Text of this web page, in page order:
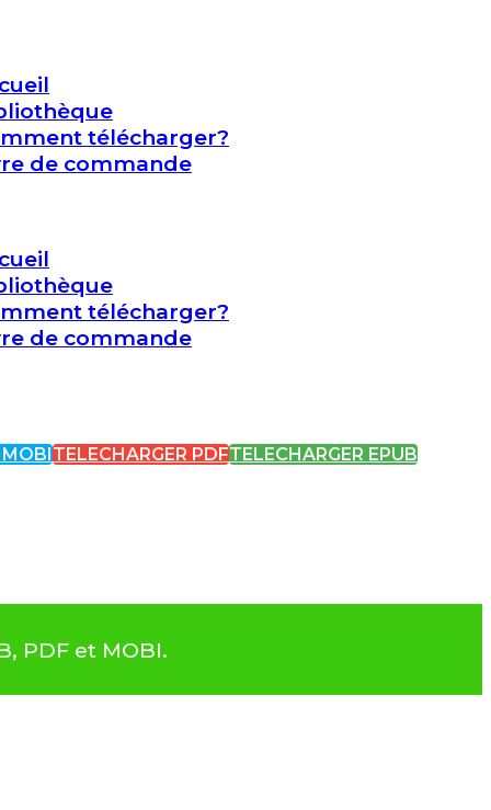
télécharger?
de commande
télécharger?
de commande
MOBITELECHARGER PDFTELECHARGER EPUB
PDF et MOBI.